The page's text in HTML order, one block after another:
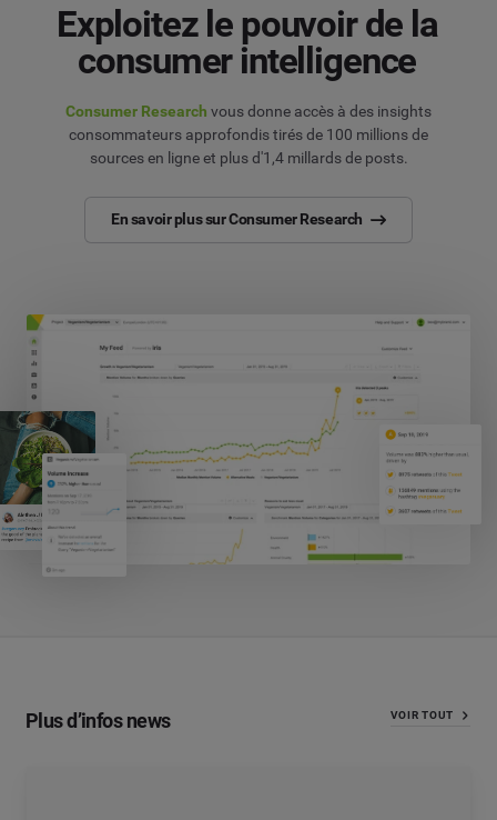
Exploitez le pouvoir de la
consumer intelligence
Consumer Research vous donne accès à des insights
consommateurs approfondis tirés de 100 millions de
sources en ligne et plus d'1,4 millards de posts.
En savoir plus sur Consumer Research
Plus d’infos news VOIR TOUT